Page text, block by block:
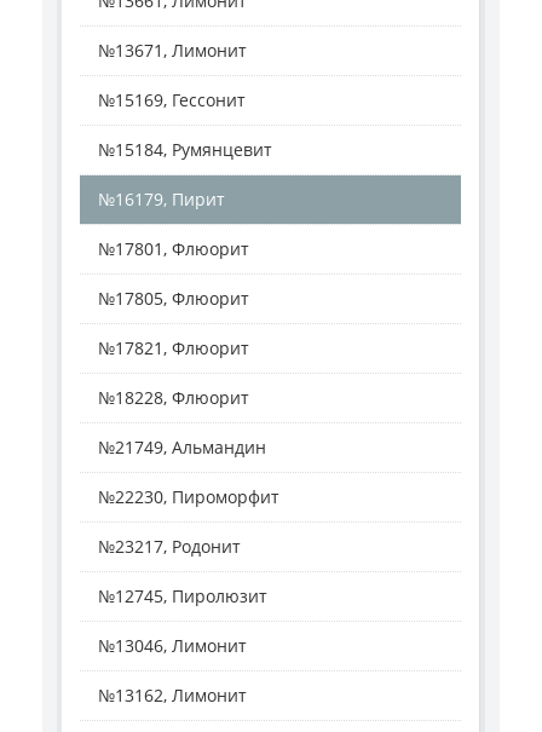
№13671, Лимонит
№15169, Гессонит
№15184, Румянцевит
№16179, Пирит
№17801, Флюорит
№17805, Флюорит
№17821, Флюорит
№18228, Флюорит
№21749, Альмандин
№22230, Пироморфит
№23217, Родонит
№12745, Пиролюзит
№13046, Лимонит
№13162, Лимонит